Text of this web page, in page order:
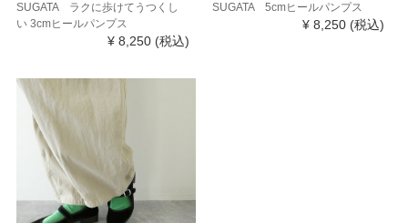
SUGATA ラクに歩けてうつくし
い 3cmヒールパンプス
¥ 8,250 (税込)
SUGATA 5cmヒールパンプス
¥ 8,250 (税込)